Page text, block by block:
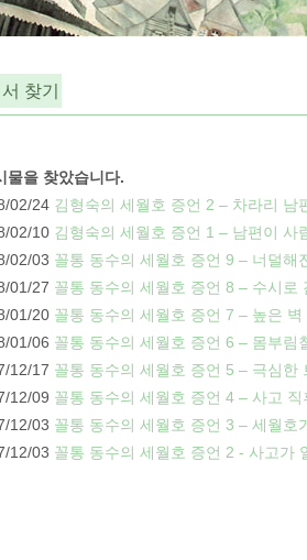
찾기
물을 찾았습니다.
02/24 김형숙의 세월호 증언 2 – 차라리 남
02/10 김형숙의 세월호 증언 1 – 남편이 사
02/03 꼴통 동수의 세월호 증언 9 – 너덜해
01/27 꼴통 동수의 세월호 증언 8 – 수시
01/20 꼴통 동수의 세월호 증언 7 – 높은
01/06 꼴통 동수의 세월호 증언 6 – 몸부림
12/17 꼴통 동수의 세월호 증언 5 – 극심한
12/09 꼴통 동수의 세월호 증언 4 – 사고
12/03 꼴통 동수의 세월호 증언 3 – 세월호
12/03 꼴통 동수의 세월호 증언 2 - 사고가